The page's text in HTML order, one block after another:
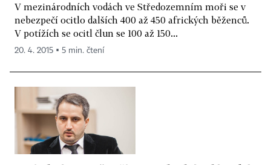
V mezinárodních vodách ve Středozemním moři se v
nebezpečí ocitlo dalších 400 až 450 afrických běženců.
V potížích se ocitl člun se 100 až 150...
20. 4. 2015 ▪ 5 min. čtení